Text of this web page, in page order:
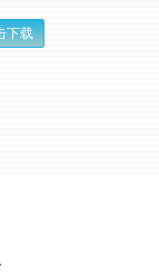
下载